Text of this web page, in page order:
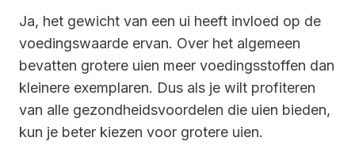
Ja, het gewicht van een ui heeft invloed op de
voedingswaarde ervan. Over het algemeen
bevatten grotere uien meer voedingsstoffen dan
kleinere exemplaren. Dus als je wilt profiteren
van alle gezondheidsvoordelen die uien bieden,
kun je beter kiezen voor grotere uien.